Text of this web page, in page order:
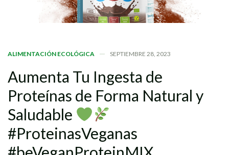
ALIMENTACIÓN ECOLÓGICA SEPTIEMBRE 28, 2023
Aumenta Tu Ingesta de
Proteínas de Forma Natural y
Saludable
#ProteinasVeganas